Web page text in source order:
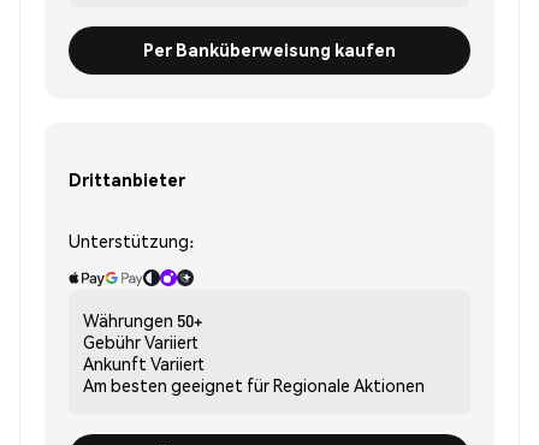
Per Banküberweisung kaufen
Drittanbieter
Unterstützung:
Währungen 50+
GebührVariiert
Ankunft Variiert
Am besten geeignet fürRegionale Aktionen